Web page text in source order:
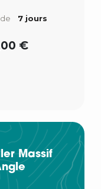
7 jours
€
Massif